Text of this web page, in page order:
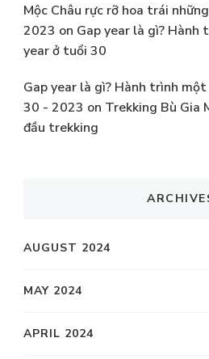
Mộc Châu rực rỡ hoa trái
2023 on Gap year là gì?
year ở tuổi 30
Gap year là gì? Hành trình
30 - 2023 on Trekking Bù Gia
đầu trekking
AUGUST 2024
MAY 2024
APRIL 2024